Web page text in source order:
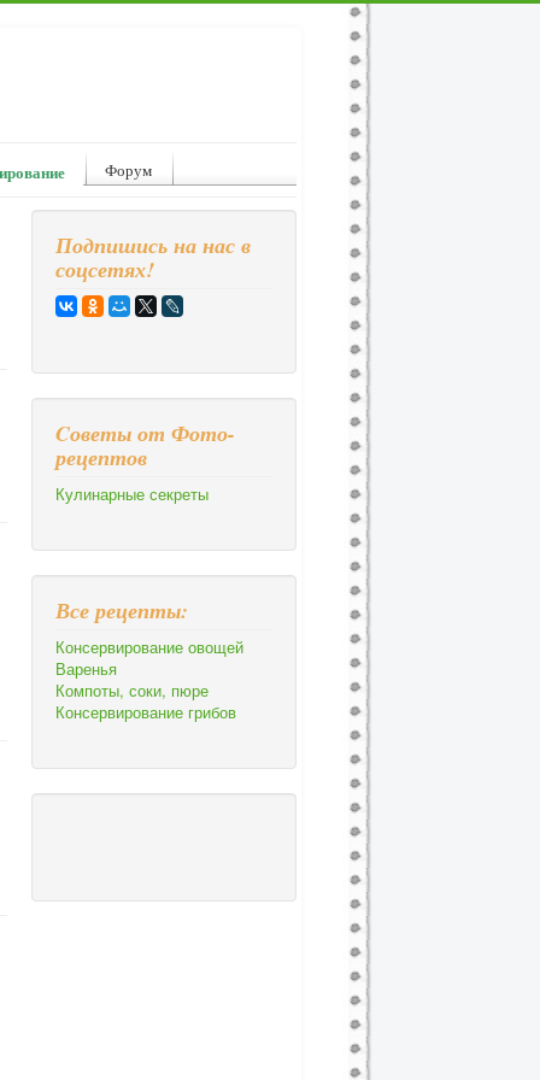
Форум
Подпишись на нас в
соцсетях!
Cоветы от Фото-
рецептов
Кулинарные секреты
Все рецепты:
Консервирование овощей
Варенья
Компоты, соки, пюре
Консервирование грибов